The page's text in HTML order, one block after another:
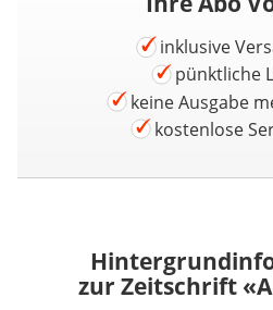
inklusive
pünktliche
keine Ausgabe
kostenlose
zur Zeitschrift